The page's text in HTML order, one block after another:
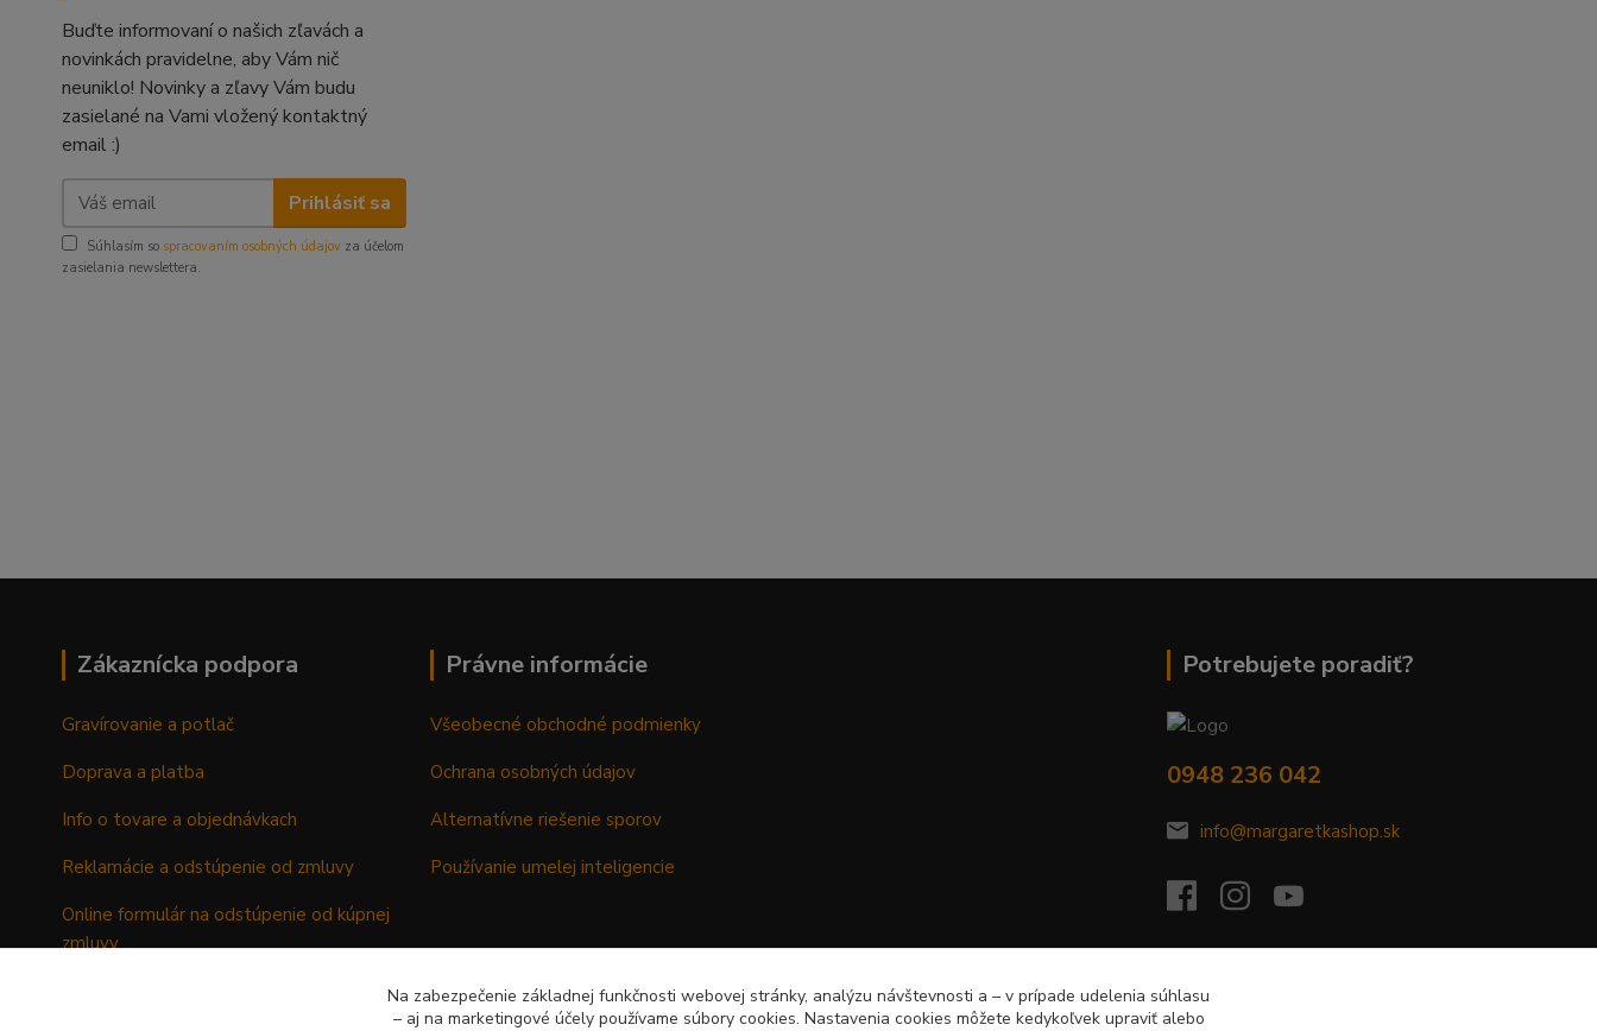
Buďte informovaní o našich zľavách a
novinkách pravidelne, aby Vám nič
neuniklo! Novinky a zľavy Vám budu
zasielané na Vami vložený kontaktný
email :)
Prihlásiť sa
Súhlasím so spracovaním osobných údajov za účelom
zasielania newslettera.
Zákaznícka podpora
Gravírovanie a potlač
Doprava a platba
Info o tovare a objednávkach
Reklamácie a odstúpenie od zmluvy
Online formulár na odstúpenie od kúpnej
zmluvy
Právne informácie
Všeobecné obchodné podmienky
Ochrana osobných údajov
Alternatívne riešenie sporov
Používanie umelej inteligencie
Potrebujete poradiť?
0948 236 042
info@margaretkashop.sk
Na zabezpečenie základnej funkčnosti webovej stránky, analýzu návštevnosti a – v prípade udelenia súhlasu
– aj na marketingové účely používame súbory cookies. Nastavenia cookies môžete kedykoľvek upraviť alebo